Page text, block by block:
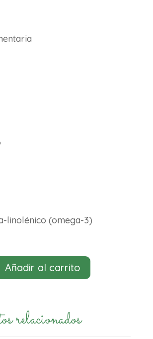
linolénico (omega-3)
Añadir al carrito
relacionados